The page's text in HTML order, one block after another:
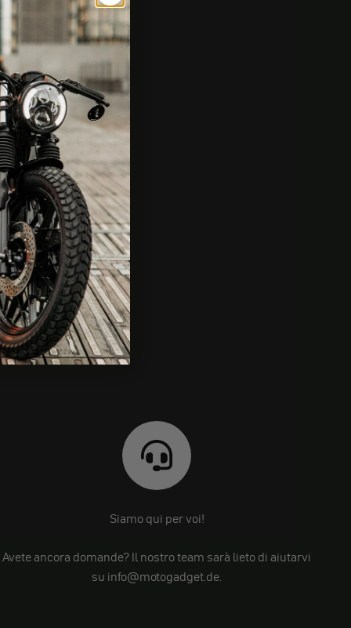
Siamo qui per voi!
Avete ancora domande? Il nostro team sarà lieto di aiutarvi
su info@motogadget.de.